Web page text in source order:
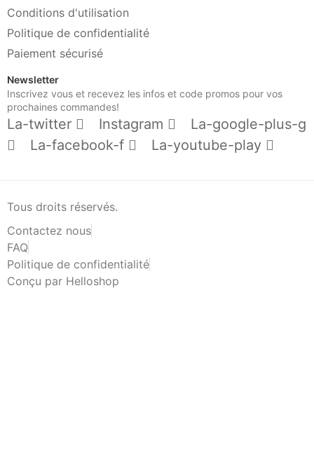
Conditions d'utilisation
Politique de confidentialité
Paiement sécurisé
Newsletter
Inscrivez vous et recevez les infos et code promos pour vos
prochaines commandes!
La-twitter Instagram
La-google-plus-g
La-facebook-f
La-youtube-play
Tous droits réservés.
Contactez nous
FAQ
Politique de confidentialité
Conçu par Helloshop